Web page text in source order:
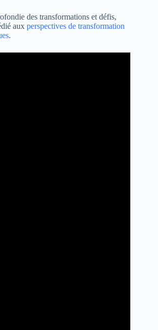
des transformations et défis,
aux perspectives de transformation
.